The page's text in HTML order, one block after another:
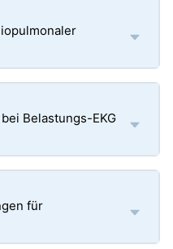
Belastungs-EKG
für